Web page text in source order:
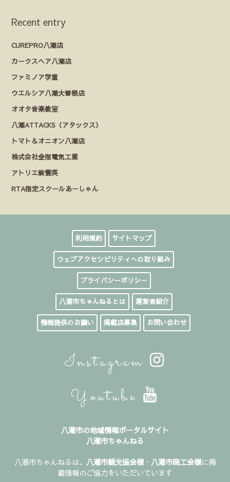
Recent entry
CUREPRO八潮店
カークスヘア八潮店
ファミノア学童
ウエルシア八潮大曽根店
オオタ音楽教室
八潮ATTACKS（アタックス）
トマト＆オニオン八潮店
株式会社金指電気工業
アトリエ紫雲英
RTA指定スクールあーしゃん
利用規約 サイトマップ
ウェブアクセシビリティへの取り組み
プライバシーポリシー
八潮市ちゃんねるとは 運営者紹介
情報提供のお願い 掲載店募集 お問い合わせ
Instagram
Youtube
八潮市の地域情報ポータルサイト
八潮市ちゃんねる
八潮市ちゃんねるは、 八潮市観光協会様・ 八潮市商工会様に掲
載情報のご協力をいただいています